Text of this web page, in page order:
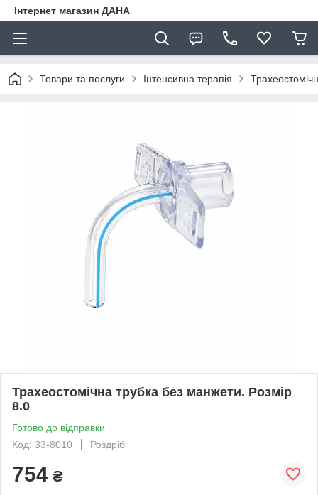
Інтернет магазин ДАНА
Товари та послуги Інтенсивна терапія
Трахеостомічна трубка без манжети. Розмір
8.0
Готово до відправки
Код: 33-8010
Роздріб
754 ₴